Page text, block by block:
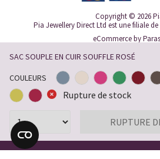
SAC SOUPLE EN CUIR SOUFFLE ROSÉ
COULEURS
Rupture de stock
Copyright © 2026
Pia Jewellery Direct Ltd est une filiale
eCommerce by